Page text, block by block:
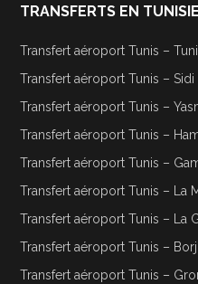
TRANSFERTS EN TUNISIE
Transfert aéroport Tunis –
Transfert aéroport Tunis – Sidi
Transfert aéroport Tunis –
Transfert aéroport Tunis –
Transfert aéroport Tunis –
Transfert aéroport Tunis – La
Transfert aéroport Tunis – La
Transfert aéroport Tunis –
Transfert aéroport Tunis –